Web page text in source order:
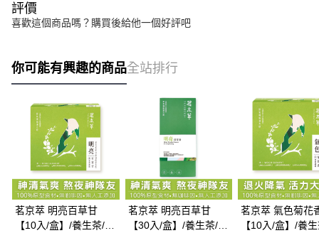
評價
喜歡這個商品嗎？購買後給他一個好評吧
你可能有興趣的商品全站排行
茗京萃 明亮百草甘
【10入/盒】/養生茶/機
茗京萃 明亮百草甘
【30入/盒】/養生茶/機
茗京萃 氣色菊花
【10入/盒】/養